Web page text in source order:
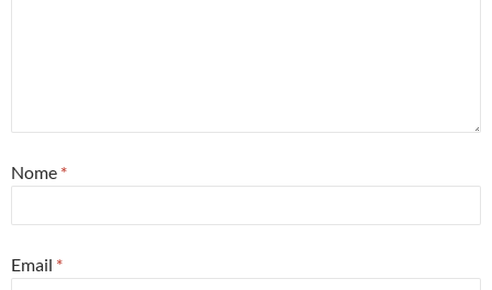
Nome *
Email *